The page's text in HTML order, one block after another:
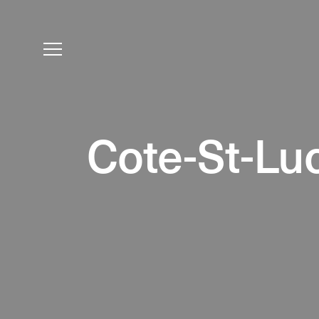
Cote-St-